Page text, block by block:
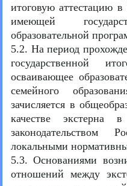
итоговую аттестацию
имеющей
образовательной
5.2. На период
государственной
осваивающее
семейного
зачисляется в
качестве экстерна
законодательством
локальными
5.3. Основаниями
отношений между